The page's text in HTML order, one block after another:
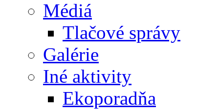
Médiá
Tlačové správy
Galérie
Iné aktivity
Ekoporadňa